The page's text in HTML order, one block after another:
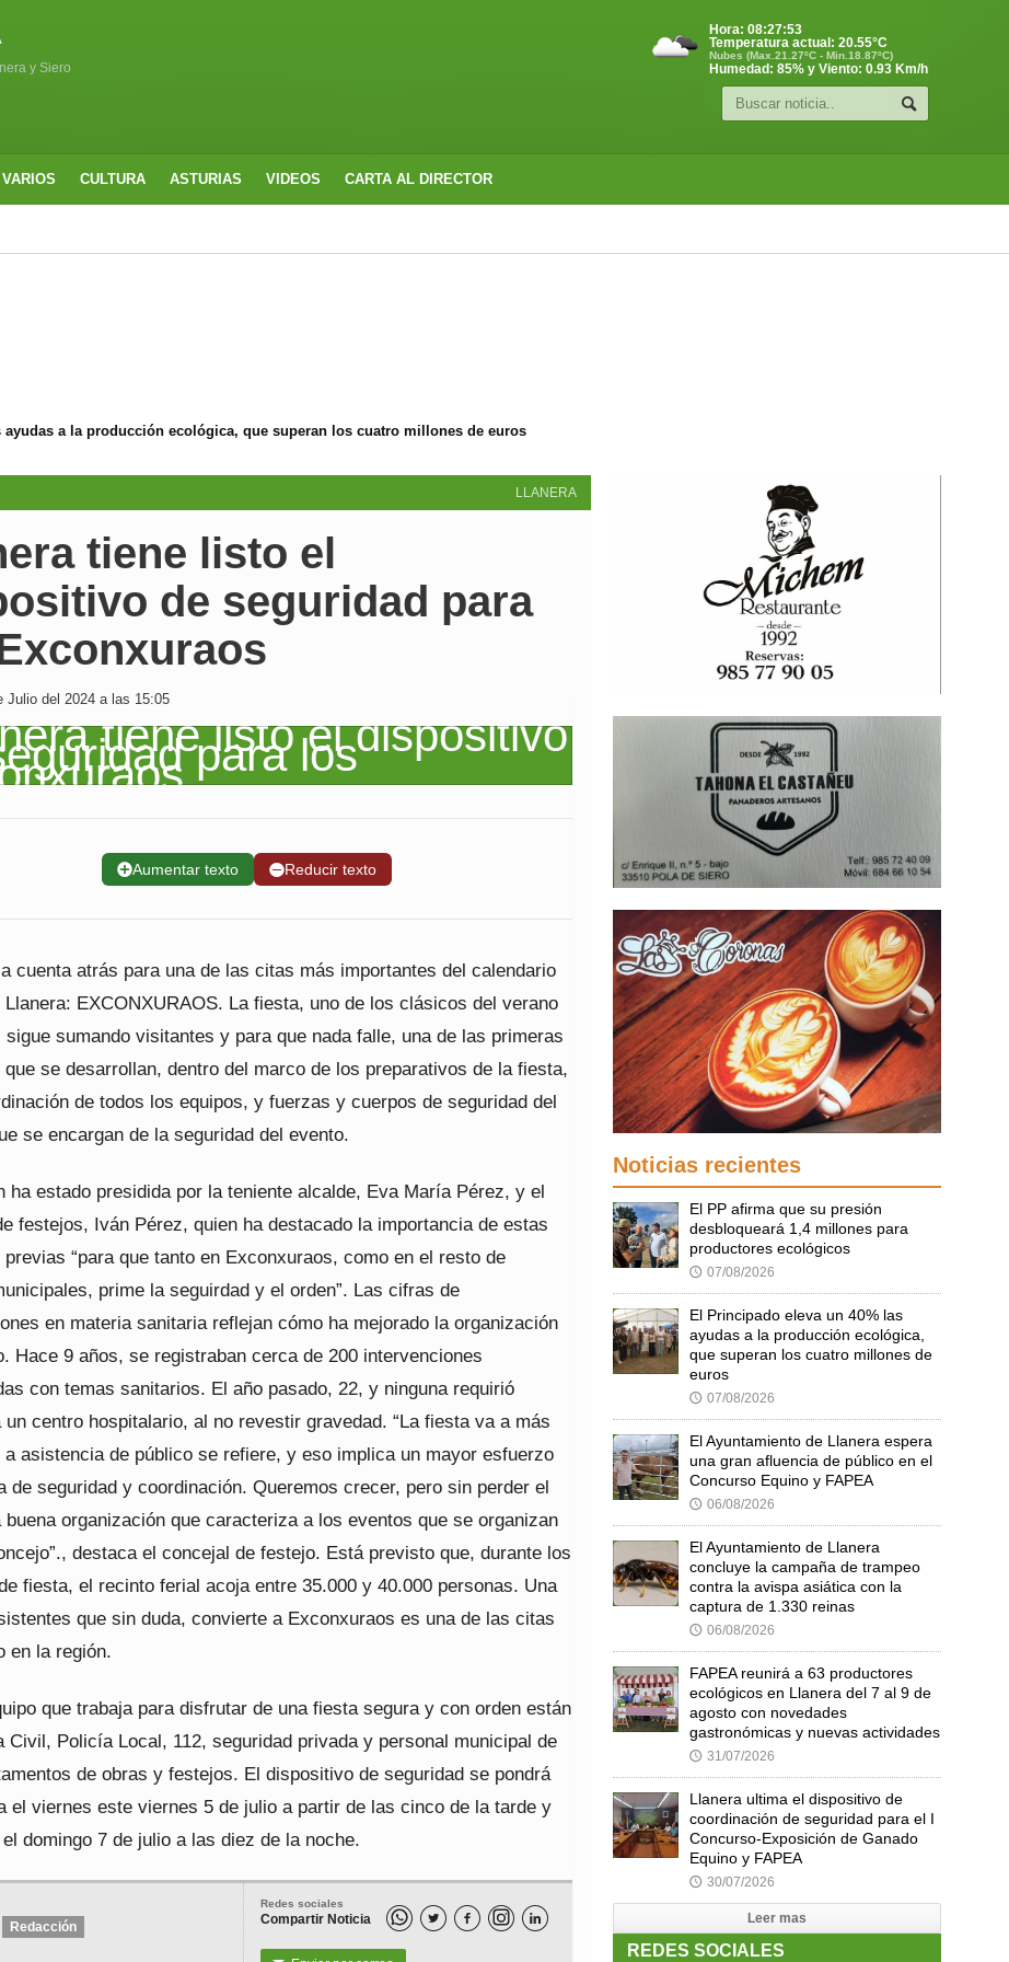
y Siero
Hora: 08:27:53
Temperatura actual: 20.55°C
Nubes (Max.21.27ºC - Min.18.87ºC)
Humedad: 85% y Viento: 0.93 Km/h
VARIOS CULTURA ASTURIAS VIDEOS CARTA AL DIRECTOR
ayudas a la producción ecológica, que superan los cuatro millones de euros
LLANERA
tiene listo el
de seguridad para
Julio del 2024 a las 15:05
➕Aumentar texto ➖Reducir texto
cuenta atrás para una de las citas más importantes del calendario
EXCONXURAOS. La fiesta, uno de los clásicos del verano
sigue sumando visitantes y para que nada falle, una de las primeras
que se desarrollan, dentro del marco de los preparativos de la fiesta,
de todos los equipos, y fuerzas y cuerpos de seguridad del
se encargan de la seguridad del evento.
ha estado presidida por la teniente alcalde, Eva María Pérez, y el
festejos, Iván Pérez, quien ha destacado la importancia de estas
previas “para que tanto en Exconxuraos, como en el resto de
prime la seguirdad y el orden”. Las cifras de
en materia sanitaria reflejan cómo ha mejorado la organización
Hace 9 años, se registraban cerca de 200 intervenciones
con temas sanitarios. El año pasado, 22, y ninguna requirió
un centro hospitalario, al no revestir gravedad. “La fiesta va a más
a asistencia de público se refiere, y eso implica un mayor esfuerzo
de seguridad y coordinación. Queremos crecer, pero sin perder el
buena organización que caracteriza a los eventos que se organizan
destaca el concejal de festejo. Está previsto que, durante los
fiesta, el recinto ferial acoja entre 35.000 y 40.000 personas. Una
que sin duda, convierte a Exconxuraos es una de las citas
en la región.
que trabaja para disfrutar de una fiesta segura y con orden están
Civil, Policía Local, 112, seguridad privada y personal municipal de
de obras y festejos. El dispositivo de seguridad se pondrá
el viernes este viernes 5 de julio a partir de las cinco de la tarde y
domingo 7 de julio a las diez de la noche.
Redes sociales
Compartir Noticia   
Redacción
Noticias recientes
El PP afirma que su presión
desbloqueará 1,4 millones para
productores ecológicos
🕔 07/08/2026
El Principado eleva un 40% las
ayudas a la producción ecológica,
que superan los cuatro millones de
euros
🕔 07/08/2026
El Ayuntamiento de Llanera espera
una gran afluencia de público en el
Concurso Equino y FAPEA
🕔 06/08/2026
El Ayuntamiento de Llanera
concluye la campaña de trampeo
contra la avispa asiática con la
captura de 1.330 reinas
🕔 06/08/2026
FAPEA reunirá a 63 productores
ecológicos en Llanera del 7 al 9 de
agosto con novedades
gastronómicas y nuevas actividades
🕔 31/07/2026
Llanera ultima el dispositivo de
coordinación de seguridad para el I
Concurso-Exposición de Ganado
Equino y FAPEA
🕔 30/07/2026
Leer mas
REDES SOCIALES